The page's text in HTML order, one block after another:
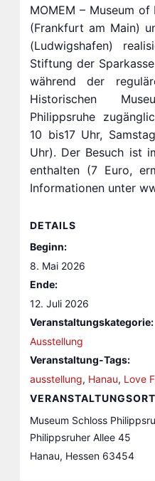
MOMEM – Museum
(Frankfurt am Main)
(Ludwigshafen)
Stiftung der
während der
Historischen
Philippsruhe
10 bis17 Uhr,
Uhr). Der Besuch ist
enthalten (7 Euro,
Informationen unter
DETAILS
Beginn:
8. Mai 2026
Ende:
12. Juli 2026
Veranstaltungskategorie:
Ausstellung
Veranstaltung-Tags:
ausstellung, Hanau, Love
VERANSTALTUNGSORT
Museum Schloss
Philippsruher Allee 45
Hanau, Hessen 63454